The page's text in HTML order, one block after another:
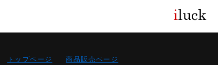
トップページ 商品販売ページ